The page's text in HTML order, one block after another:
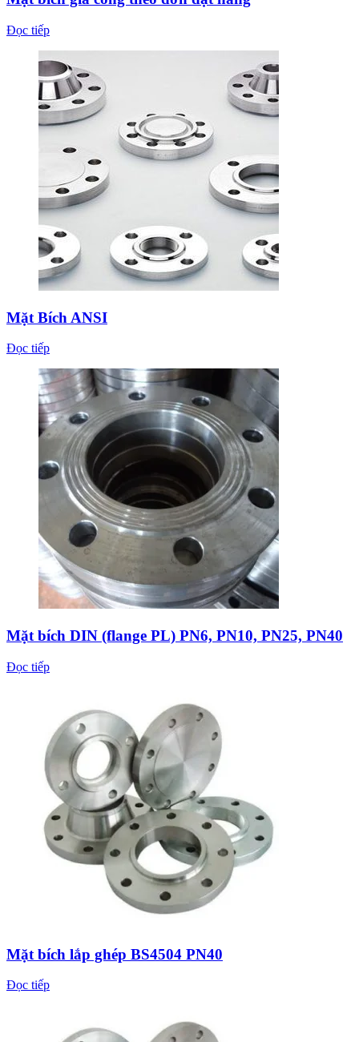
Đọc tiếp
Mặt Bích ANSI
Đọc tiếp
Mặt bích DIN (flange PL) PN6, PN10, PN25, PN40
Đọc tiếp
Mặt bích lắp ghép BS4504 PN40
Đọc tiếp